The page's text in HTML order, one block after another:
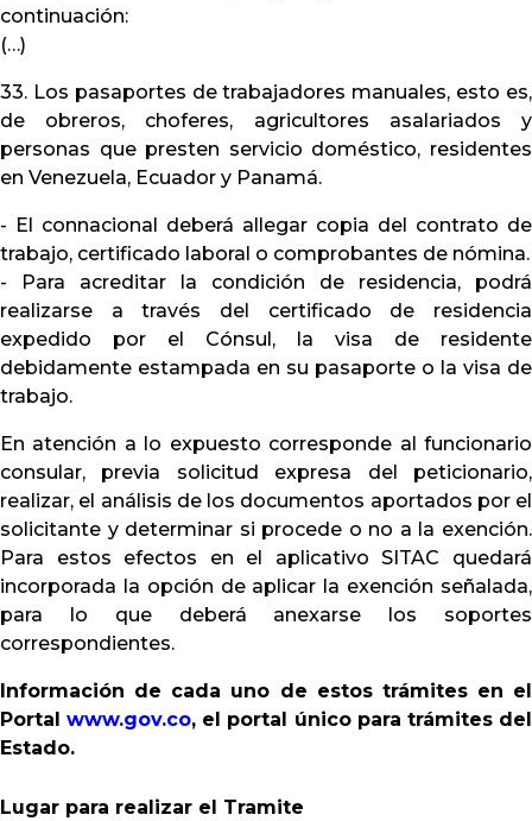
continuación:
(…)
33. Los pasaportes de trabajadores manuales, esto es,
de obreros, choferes, agricultores asalariados y
personas que presten servicio doméstico, residentes
en Venezuela, Ecuador y Panamá.
- El connacional deberá allegar copia del contrato de
trabajo, certificado laboral o comprobantes de nómina.
- Para acreditar la condición de residencia, podrá
realizarse a través del certificado de residencia
expedido por el Cónsul, la visa de residente
debidamente estampada en su pasaporte o la visa de
trabajo.
En atención a lo expuesto corresponde al funcionario
consular, previa solicitud expresa del peticionario,
realizar, el análisis de los documentos aportados por el
solicitante y determinar si procede o no a la exención.
Para estos efectos en el aplicativo SITAC quedará
incorporada la opción de aplicar la exención señalada,
para lo que deberá anexarse los soportes
correspondientes.
Información de cada uno de estos trámites en el
Portalwww.gov.co, el portal único para trámites del
Estado.
Lugar para realizar el Tramite